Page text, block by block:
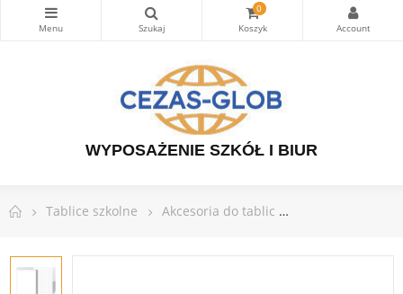
0
WYPOSAŻENIE SZKÓŁ I BIUR
Tablice szkolne Akcesoria do tablic